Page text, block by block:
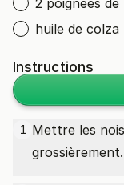
2 poignées
huile de colza
Instructions
1 Mettre les
grossièrement.